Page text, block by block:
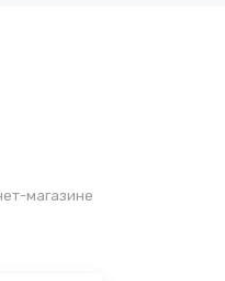
магазине